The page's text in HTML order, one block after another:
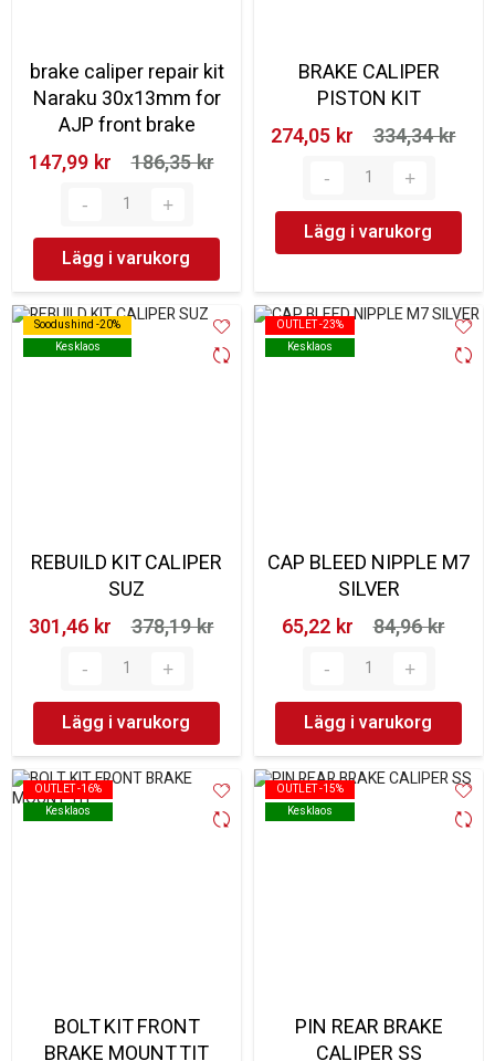
brake caliper repair kit
Naraku 30x13mm for
AJP front brake
147,99 kr‎
186,35 kr‎
Lägg i varukorg
BRAKE CALIPER
PISTON KIT
274,05 kr‎
334,34 kr‎
Lägg i varukorg
Soodushind -20%
Kesklaos
Soodushind -20%
Kesklaos
REBUILD KIT CALIPER
SUZ
301,46 kr‎
378,19 kr‎
Lägg i varukorg
OUTLET -23%
Kesklaos
OUTLET -23%
Kesklaos
CAP BLEED NIPPLE M7
SILVER
65,22 kr‎
84,96 kr‎
Lägg i varukorg
OUTLET -16%
Kesklaos
OUTLET -16%
Kesklaos
BOLT KIT FRONT
BRAKE MOUNT TIT
OUTLET -15%
Kesklaos
OUTLET -15%
Kesklaos
PIN REAR BRAKE
CALIPER SS